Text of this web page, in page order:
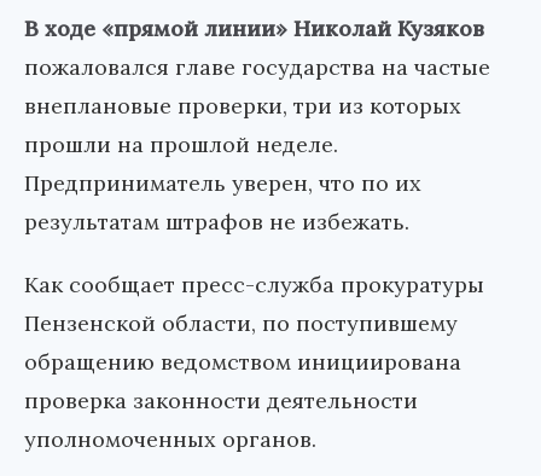
В ходе «прямой линии» Николай Кузяков
пожаловался главе государства на частые
внеплановые проверки, три из которых
прошли на прошлой неделе.
Предприниматель уверен, что по их
результатам штрафов не избежать.
Как сообщает пресс-служба прокуратуры
Пензенской области, по поступившему
обращению ведомством инициирована
проверка законности деятельности
уполномоченных органов.